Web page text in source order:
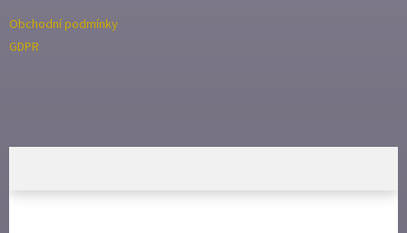
Obchodní podmínky
GDPR